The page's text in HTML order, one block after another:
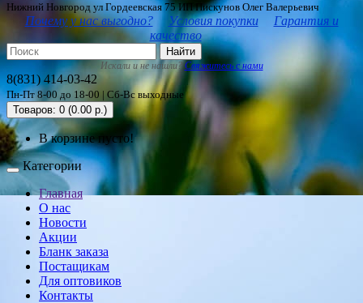
Нижний Новгород ул Гордеевская 75 ИП Пискунов Олег Валерьевич
Почему у нас выгодно? Условия покупки
Гарантия и
качество
Найти
Искали и не нашли?Свяжитесь с нами
8(831) 414-03-42
Пн-Пт 8-00 до 18-00 | Сб-Вс выходные
Товаров: 0 (0.00 р.)
В корзине пусто!
Категории
Главная
О нас
Новости
Акции
Бланк заказа
Постащикам
Для оптовиков
Контакты